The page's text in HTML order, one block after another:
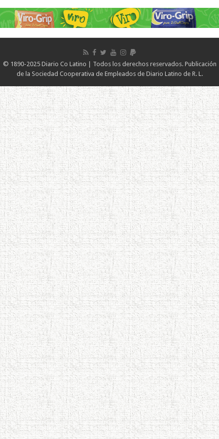
© 1890-2025 Diario Co Latino | Todos los derechos reservados. Publicación
de la Sociedad Cooperativa de Empleados de Diario Latino de R. L.